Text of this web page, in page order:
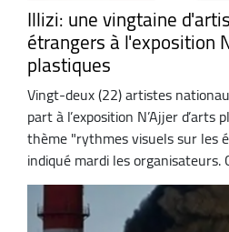
Illizi: une vingtaine
étrangers à l'exposition
plastiques
Vingt-deux (22) artistes
part à l’exposition N’Ajjer d’arts
thème "rythmes visuels sur les
indiqué mardi les organisateurs.